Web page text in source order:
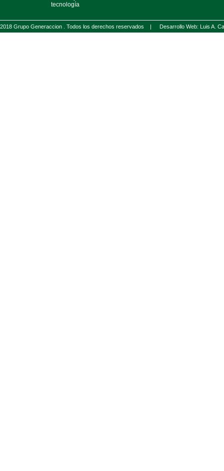
tecnología
2018 Grupo Generaccion . Todos los derechos reservados | Desarrollo Web: Luis